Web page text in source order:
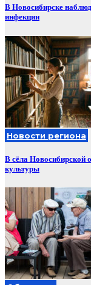
В Новосибирске
инфекции
Новости региона
В сёла Новосибирской
культуры